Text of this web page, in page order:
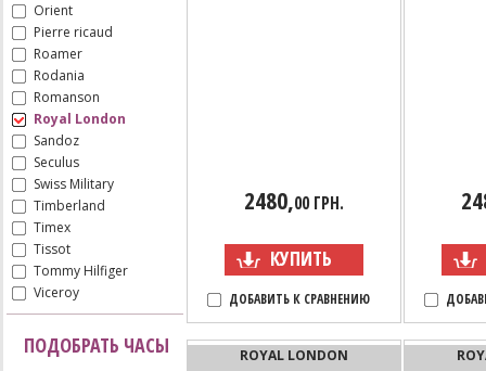
Orient
Pierre ricaud
Roamer
Rodania
Romanson
Royal London
Sandoz
Seculus
Swiss Military
Timberland
Timex
Tissot
Tommy Hilfiger
Viceroy
ПОДОБРАТЬ ЧАСЫ
2480,00 ГРН.
КУПИТЬ
ДОБАВИТЬ К СРАВНЕНИЮ
ROYAL LONDON